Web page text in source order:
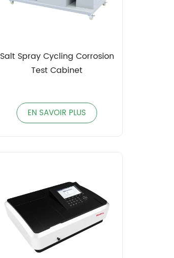
Salt Spray Cycling Corrosion
Test Cabinet
EN SAVOIR PLUS